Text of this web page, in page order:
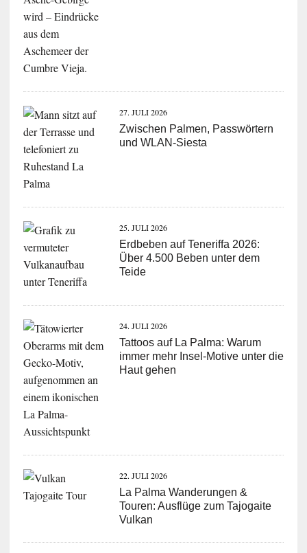
27. JULI 2026
Zwischen Palmen, Passwörtern
und WLAN-Siesta
25. JULI 2026
Erdbeben auf Teneriffa 2026:
Über 4.500 Beben unter dem
Teide
24. JULI 2026
Tattoos auf La Palma: Warum
immer mehr Insel-Motive unter die
Haut gehen
22. JULI 2026
La Palma Wanderungen &
Touren: Ausflüge zum Tajogaite
Vulkan